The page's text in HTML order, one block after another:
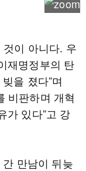
이 아니다. 우
재명정부의 탄
을 졌다”며
비판하며 개혁
가 있다”고 강
만남이 뒤늦